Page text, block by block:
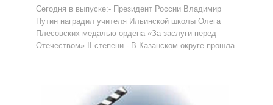
Сегодня в выпуске:- Президент России Владимир
Путин наградил учителя Ильинской школы Олега
Плесовских медалью ордена «За заслуги перед
Отечеством» II степени.- В Казанском округе прошла
…